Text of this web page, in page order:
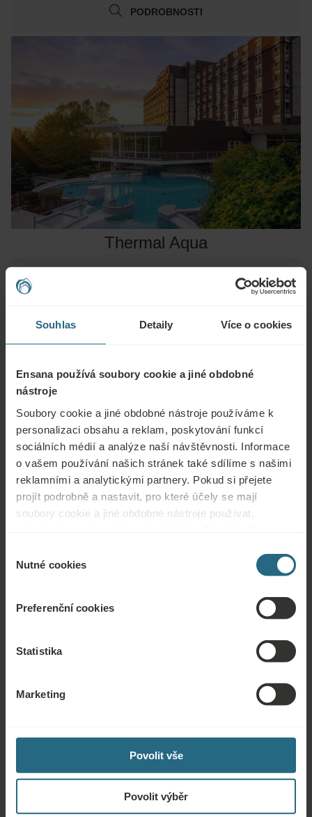
Souhlas Detaily Více o cookies
Ensana používá soubory cookie a jiné obdobné
nástroje
Soubory cookie a jiné obdobné nástroje používáme k
personalizaci obsahu a reklam, poskytování funkcí
sociálních médií a analýze naší návštěvnosti. Informace
o vašem používání našich stránek také sdílíme s našimi
reklamními a analytickými partnery. Pokud si přejete
projít podrobně a nastavit, pro které účely se mají
soubory cookie a jiné obdobné nástroje používat,
„Povolit vše“.
souhlasu
Nutné cookies
Preferenční cookies
Statistika
Marketing
Povolit vše
Povolit výběr
PODROBNOSTI
Thermal Aqua
Thermal Margaret Island
Thermal Sárvár
PODROBNOSTI